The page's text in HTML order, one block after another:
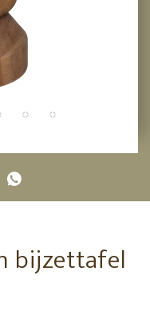
bijzettafel